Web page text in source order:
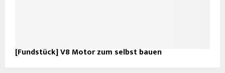
[Fundstück] V8 Motor zum selbst bauen